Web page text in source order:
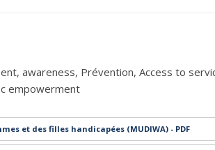
awareness Prévention Access to
empowerment
et des filles handicapées (MUDIWA) - PDF